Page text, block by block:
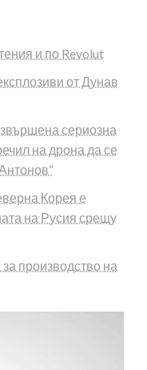
и по Revolut
от Дунав
сериозна
на дрона да се
Корея е
на Русия срещу
производство на